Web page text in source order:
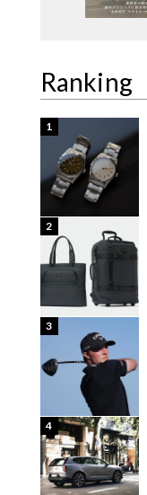
Ranking
1
2
3
4